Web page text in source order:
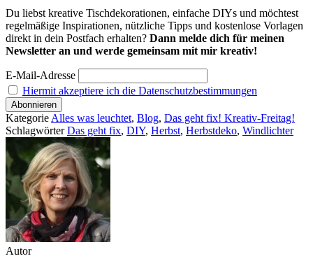
Du liebst kreative Tischdekorationen, einfache DIYs und möchtest
regelmäßige Inspirationen, nützliche Tipps und kostenlose Vorlagen
direkt in dein Postfach erhalten? Dann melde dich für meinen
Newsletter an und werde gemeinsam mit mir kreativ!
E-Mail-Adresse
Hiermit akzeptiere ich die Datenschutzbestimmungen
Kategorie Alles was leuchtet, Blog, Das geht fix! Kreativ-Freitag!
SchlagwörterDas geht fix, DIY, Herbst, Herbstdeko, Windlichter
Autor